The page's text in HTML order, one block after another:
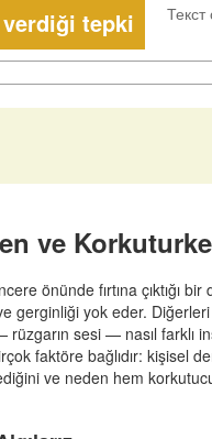
verdiği tepki Текст
ve
önünde fırtına çıktığı
gerginliği yok eder.
— rüzgarın sesi — nasıl
faktöre bağlıdır: kişisel
ve neden hem